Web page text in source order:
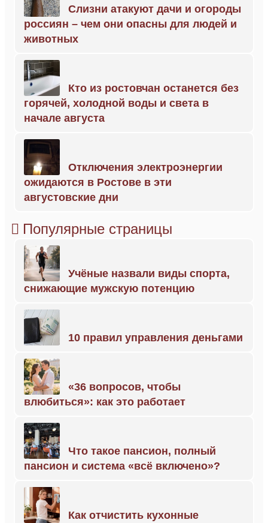
Слизни атакуют дачи и огороды
россиян – чем они опасны для людей и
животных
Кто из ростовчан останется без
горячей, холодной воды и света в
начале августа
Отключения электроэнергии
ожидаются в Ростове в эти
августовские дни
Популярные страницы
Учёные назвали виды спорта,
снижающие мужскую потенцию
10 правил управления деньгами
«36 вопросов, чтобы
влюбиться»: как это работает
Что такое пансион, полный
пансион и система «всё включено»?
Как отчистить кухонные